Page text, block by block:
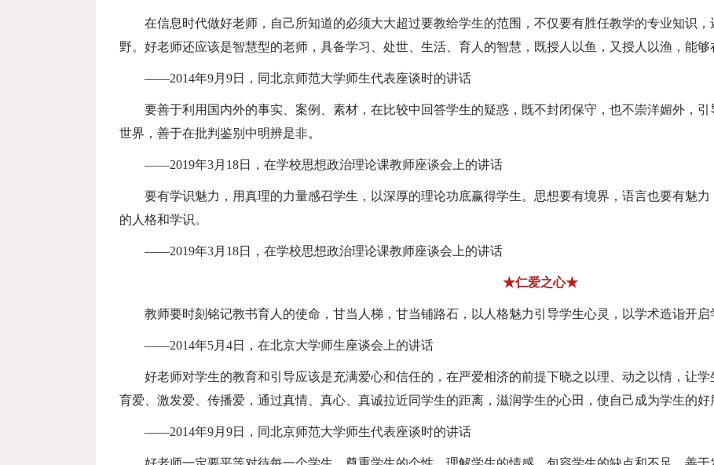
在信息时代做好老师，自己所知道的必须大大超过要教给学生的范围，不仅要有胜任教学的专业知识
野。好老师还应该是智慧型的老师，具备学习、处世、生活、育人的智慧，既授人以鱼，又授人以渔，能够
——2014年9月 9日，同北京师范大学师生代表座谈时的讲话
要善于利用国内外的事实、案例、素材，在比较中回答学生的疑惑，既不封闭保守，也不崇洋媚外，
世界，善于在批判鉴别中明辨是非。
——2019年3月 18日，在学校思想政治理论课教师座谈会上的讲话
要有学识魅力，用真理的力量感召学生，以深厚的理论功底赢得学生。思想要有境界，语言也要有魅
的人格和学识。
——2019年3月 18日，在学校思想政治理论课教师座谈会上的讲话
★仁爱之心★
教师要时刻铭记教书育人 的使命，甘当人梯，甘当铺路石，以人格魅力引导学生心灵，以学术造诣开启
——2014年5月 4日，在北京大学师生座谈会上的讲话
好老师对学生的教育和引导应该是充满爱心和信任的，在严爱相济的前提下晓之以理、动之以情，让学
育爱、激发爱、传播爱，通过真情、真心、真诚拉近同学生的距离，滋润学生的心田，使自己成为学生的好
——2014年9月 9日，同北京师范大学师生代表座谈时的讲话